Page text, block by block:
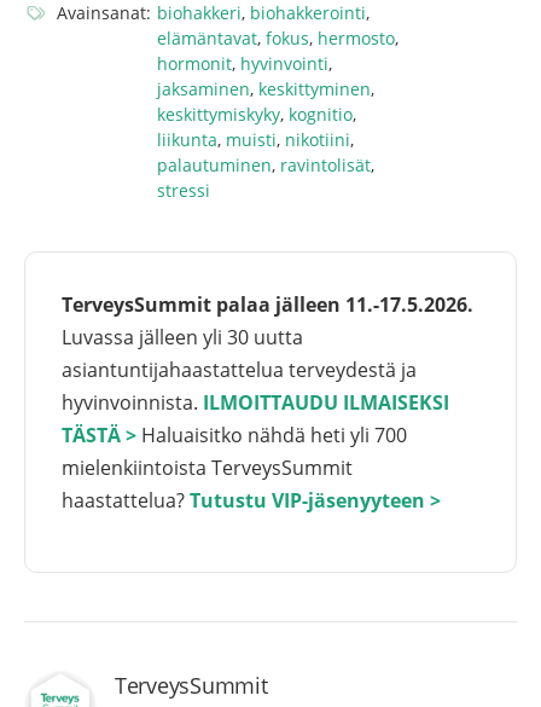
Avainsanat: biohakkeri, biohakkerointi,
elämäntavat, fokus, hermosto,
hormonit, hyvinvointi,
jaksaminen, keskittyminen,
keskittymiskyky, kognitio,
liikunta, muisti, nikotiini,
palautuminen, ravintolisät,
stressi
TerveysSummit palaa jälleen 11.-17.5.2026.
Luvassa jälleen yli 30 uutta
asiantuntijahaastattelua terveydestä ja
hyvinvoinnista. ILMOITTAUDU ILMAISEKSI
TÄSTÄ > Haluaisitko nähdä heti yli 700
mielenkiintoista TerveysSummit
haastattelua?Tutustu VIP-jäsenyyteen >
TerveysSummit